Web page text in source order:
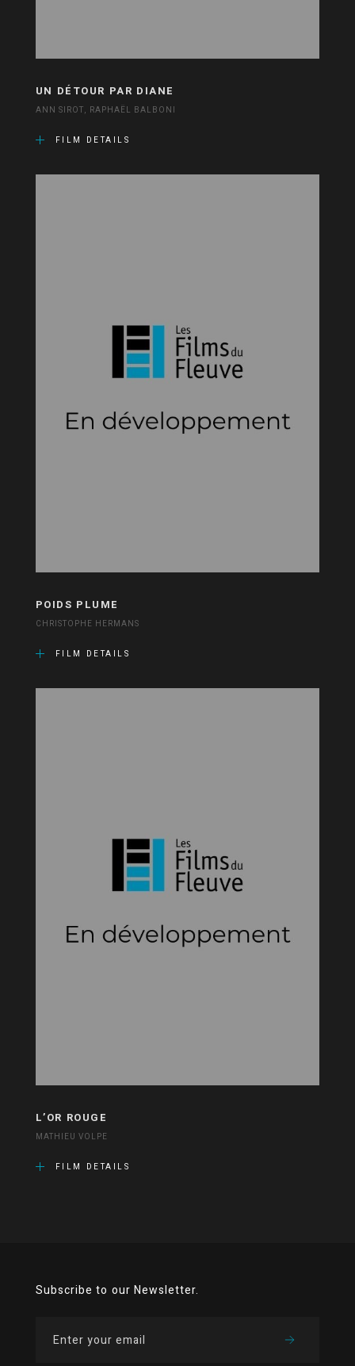
UN DÉTOUR PAR DIANE
ANN SIROT, RAPHAËL BALBONI
FILM DETAILS
POIDS PLUME
CHRISTOPHE HERMANS
FILM DETAILS
L’OR ROUGE
MATHIEU VOLPE
FILM DETAILS
Subscribe to our Newsletter.